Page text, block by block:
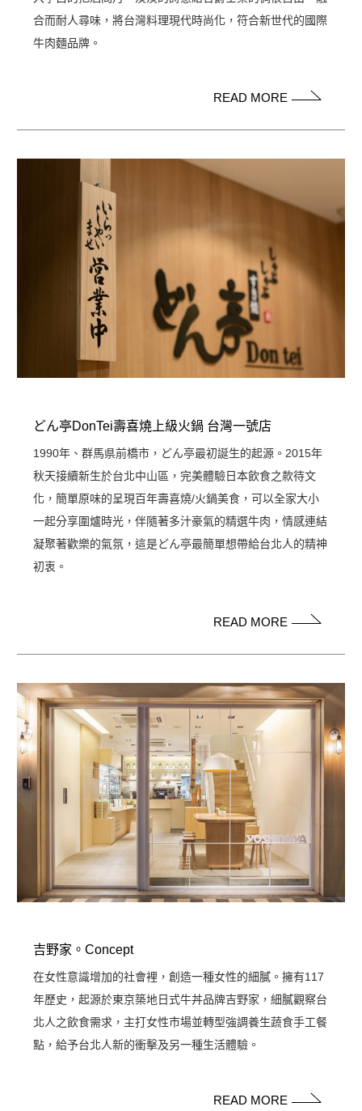
合而耐人尋味，將台灣料理現代時尚化，符合新世代的國際
牛肉麵品牌。
READ MORE
どん亭DonTei壽喜燒上級火鍋 台灣一號店
1990年、群馬県前橋市，どん亭最初誕生的起源。2015年
秋天接續新生於台北中山區，完美體驗日本飲食之款待文
化，簡單原味的呈現百年壽喜燒/火鍋美食，可以全家大小
一起分享圍爐時光，伴隨著多汁豪氣的精選牛肉，情感連結
凝聚著歡樂的氣氛，這是どん亭最簡單想帶給台北人的精神
初衷。
READ MORE
吉野家。Concept
在女性意識增加的社會裡，創造一種女性的細膩。擁有117
年歷史，起源於東京築地日式牛丼品牌吉野家，細膩觀察台
北人之飲食需求，主打女性市場並轉型強調養生蔬食手工餐
點，給予台北人新的衝擊及另一種生活體驗。
READ MORE